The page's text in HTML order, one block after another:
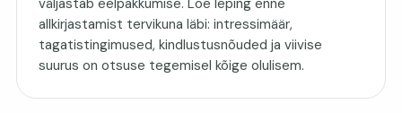
väljastab eelpakkumise. Loe leping enne
allkirjastamist tervikuna läbi: intressimäär,
tagatistingimused, kindlustusnõuded ja viivise
suurus on otsuse tegemisel kõige olulisem.